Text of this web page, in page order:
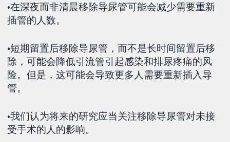
•在深夜而非清晨移除导尿管可能会减少需要重新
插管的人数。
•短期留置后移除导尿管，而不是长时间留置后移
除，可能会降低引流管引起感染和排尿疼痛的风
险。但是，这可能会导致更多人需要重新插入导
管。
•我们认为将来的研究应当关注移除导尿管对未接
受手术的人的影响。